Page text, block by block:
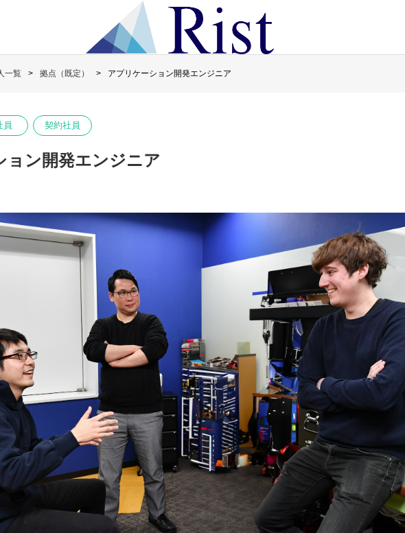
一覧 拠点（既定） アプリケーション開発エンジニア
員 契約社員
ョン開発エンジニア